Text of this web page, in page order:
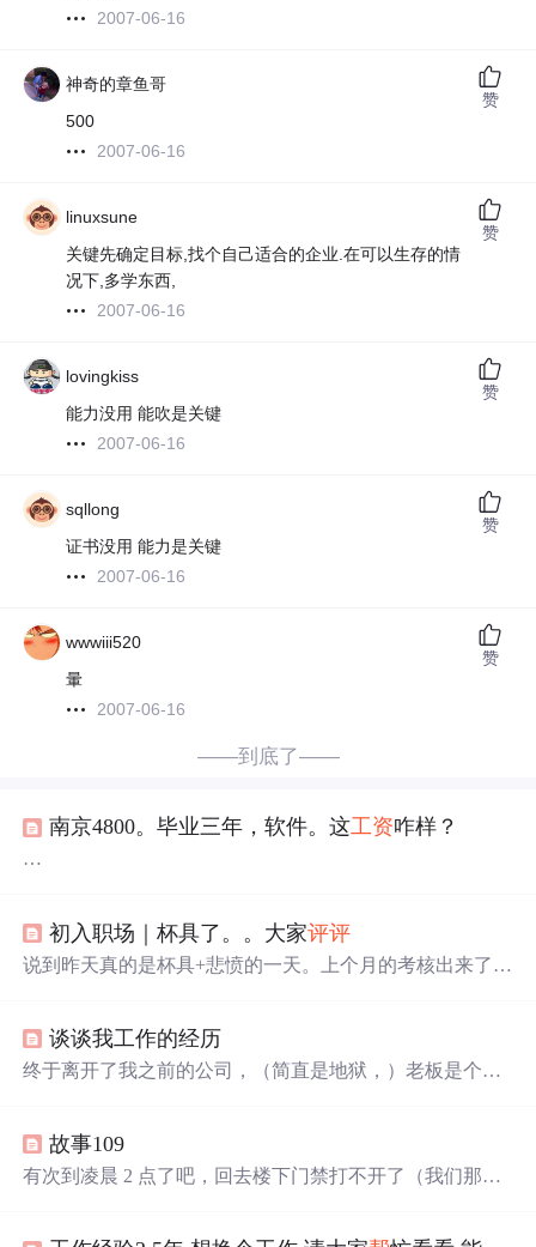
2007-06-16
神奇的章鱼哥
500
2007-06-16
赞
linuxsune
关键先确定目标,找个自己适合的企业.在可以生存的情
况下,多学东西,
2007-06-16
赞
lovingkiss
能力没用 能吹是关键
2007-06-16
赞
sqllong
证书没用 能力是关键
2007-06-16
赞
wwwiii520
暈
2007-06-16
赞
——到底了——
南京4800。毕业三年，软件。这工资咋样？
初入职场｜杯具了。。大家评评
说到昨天真的是杯具+悲愤的一天。上个月的考核出来了，
1000左右了！！！A 优秀 加少量
般 扣10%D 及格 扣20%E 不及格 扣。。不记得了。 首先
谈谈我工作的经历
终于离开了我之前的公司，（简直是地狱，）老板是个女
司”，我靠，我一听见这句话就老上火了，上火的原因是他
对我们员工一点也不好，还在这里能吹自己的公司多好多
故事109
有次到凌晨 2 点了吧，回去楼下门禁打不开了（我们那是